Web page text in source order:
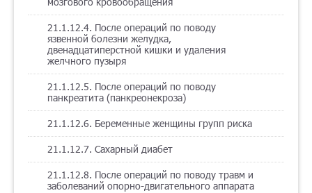
21.1.12.4. После операций по поводу
язвенной болезни желудка,
двенадцатиперстной кишки и удаления
желчного пузыря
21.1.12.5. После операций по поводу
панкреатита (панкреонекроза)
21.1.12.6. Беременные женщины групп риска
21.1.12.7. Сахарный диабет
21.1.12.8. После операций по поводу травм и
заболеваний опорно-двигательного аппарата